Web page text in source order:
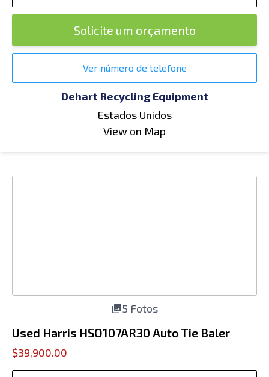
Solicite um orçamento
Ver número de telefone
Dehart Recycling Equipment
Estados Unidos
View on Map
5 Fotos
Used Harris HSO107AR30 Auto Tie Baler
$39,900.00